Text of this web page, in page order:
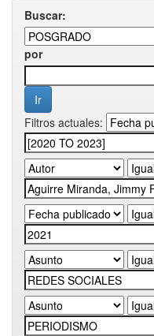
Buscar:
por
Filtros actuales: